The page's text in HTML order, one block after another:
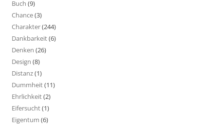
Buch (9)
Chance(3)
Charakter(244)
Dankbarkeit(6)
Denken (26)
Design (8)
Distanz(1)
Dummheit(11)
Ehrlichkeit(2)
Eifersucht(1)
Eigentum (6)